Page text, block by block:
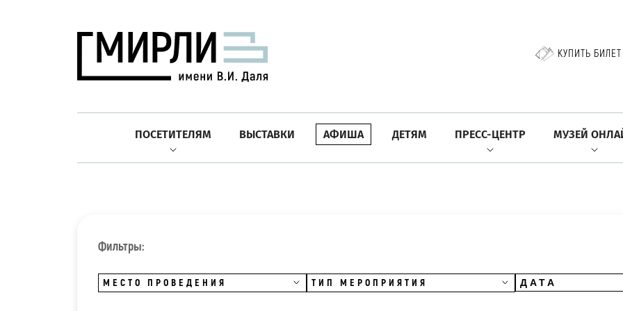
КУПИТЬ БИЛЕТ
ПОСЕТИТЕЛЯМ ВЫСТАВКИ АФИША ДЕТЯМ ПРЕСС-ЦЕНТР МУЗЕЙ
Фильтры:
МЕСТО ПРОВЕДЕНИЯ ТИП МЕРОПРИЯТИЯ